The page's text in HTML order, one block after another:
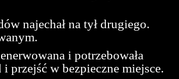
najechał na tył drugiego.
i potrzebowała
przejść w bezpieczne miejsce.